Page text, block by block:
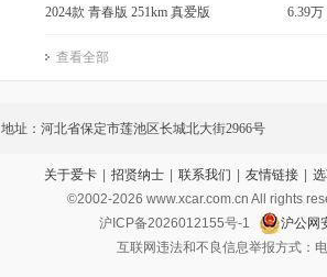
2024款 青春版 251km 真爱版 6.39万
查看全部
地址：河北省保定市莲池区长城北大街2966号
关于爱卡 | 招贤纳士 | 联系我们 | 友情链接 |
©2002-2026 www.xcar.com.cn All rights
沪ICP备2026012155号-1
沪公网
互联网违法和不良信息举报方式：